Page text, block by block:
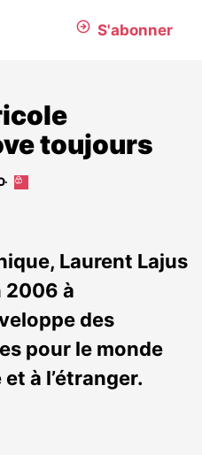
S'abonner
toujours
Cet
abonnésLaurent Lajus
2006 à
des
pour le monde
à l’étranger.